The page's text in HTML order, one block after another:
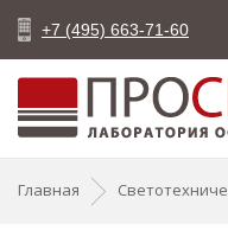
+7 (495) 663-71-60
Главная